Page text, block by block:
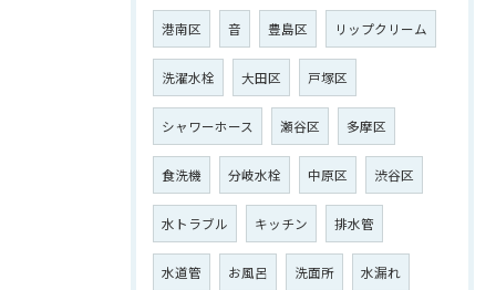
港南区 音 豊島区 リップクリーム
洗濯水栓 大田区 戸塚区
シャワーホース 瀬谷区 多摩区
食洗機 分岐水栓 中原区 渋谷区
水トラブル キッチン 排水管
水道管 お風呂 洗面所 水漏れ